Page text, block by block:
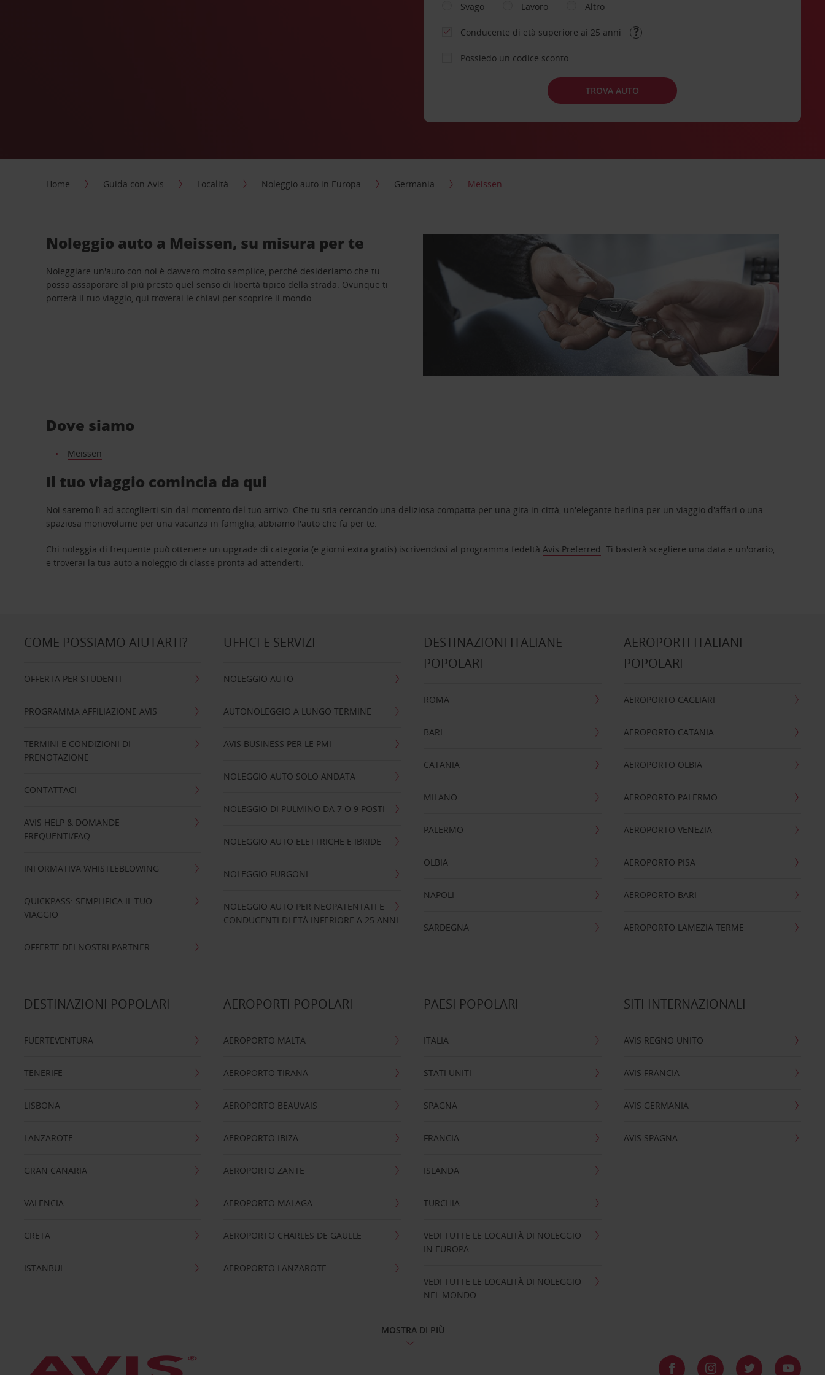
Svago
Lavoro Altro
Conducente di età superiore ai 25 anni
Possiedo un codice sconto
TROVA AUTO
Home Guida con Avis Località Noleggio auto in Europa Germania Meissen
Noleggio auto a Meissen, su misura per te
Noleggiare un'auto con noi è davvero molto semplice, perché desideriamo che tu
possa assaporare al più presto quel senso di libertà tipico della strada. Ovunque ti
porterà il tuo viaggio, qui troverai le chiavi per scoprire il mondo.
Dove siamo
Meissen
Il tuo viaggio comincia da qui
Noi saremo lì ad accoglierti sin dal momento del tuo arrivo. Che tu stia cercando una deliziosa compatta per una gita in città, un'elegante berlina per un viaggio d'affari o una
spaziosa monovolume per una vacanza in famiglia, abbiamo l'auto che fa per te.
Chi noleggia di frequente può ottenere un upgrade di categoria (e giorni extra gratis) iscrivendosi al programma fedeltàAvis Preferred. Ti basterà scegliere una data e un'orario,
e troverai la tua auto a noleggio di classe pronta ad attenderti.
COME POSSIAMO AIUTARTI?
OFFERTA PER STUDENTI
PROGRAMMA AFFILIAZIONE AVIS
TERMINI E CONDIZIONI DI
PRENOTAZIONE
CONTATTACI
AVIS HELP & DOMANDE
FREQUENTI/FAQ
INFORMATIVA WHISTLEBLOWING
QUICKPASS: SEMPLIFICA IL TUO
VIAGGIO
OFFERTE DEI NOSTRI PARTNER
UFFICI E SERVIZI
NOLEGGIO AUTO
AUTONOLEGGIO A LUNGO TERMINE
AVIS BUSINESS PER LE PMI
NOLEGGIO AUTO SOLO ANDATA
NOLEGGIO DI PULMINO DA 7 O 9 POSTI
NOLEGGIO AUTO ELETTRICHE E IBRIDE
NOLEGGIO FURGONI
NOLEGGIO AUTO PER NEOPATENTATI E
CONDUCENTI DI ETÀ INFERIORE A 25 ANNI
DESTINAZIONI ITALIANE
POPOLARI
ROMA
BARI
CATANIA
MILANO
PALERMO
OLBIA
NAPOLI
SARDEGNA
AEROPORTI ITALIANI
POPOLARI
AEROPORTO CAGLIARI
AEROPORTO CATANIA
AEROPORTO OLBIA
AEROPORTO PALERMO
AEROPORTO VENEZIA
AEROPORTO PISA
AEROPORTO BARI
AEROPORTO LAMEZIA TERME
DESTINAZIONI POPOLARI
FUERTEVENTURA
TENERIFE
LISBONA
LANZAROTE
GRAN CANARIA
VALENCIA
CRETA
ISTANBUL
AEROPORTI POPOLARI
AEROPORTO MALTA
AEROPORTO TIRANA
AEROPORTO BEAUVAIS
AEROPORTO IBIZA
AEROPORTO ZANTE
AEROPORTO MALAGA
AEROPORTO CHARLES DE GAULLE
AEROPORTO LANZAROTE
PAESI POPOLARI
ITALIA
STATI UNITI
SPAGNA
FRANCIA
ISLANDA
TURCHIA
VEDI TUTTE LE LOCALITÀ DI NOLEGGIO
IN EUROPA
VEDI TUTTE LE LOCALITÀ DI NOLEGGIO
NEL MONDO
SITI INTERNAZIONALI
AVIS REGNO UNITO
AVIS FRANCIA
AVIS GERMANIA
AVIS SPAGNA
MOSTRA DI PIÙ